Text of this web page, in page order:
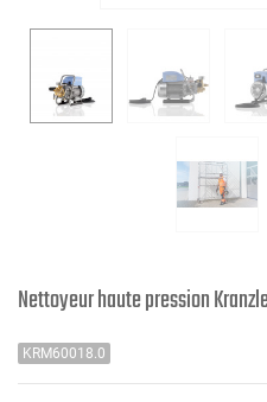
Nettoyeur haute pression
KRM60018.0